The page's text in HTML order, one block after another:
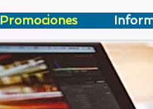
Promociones